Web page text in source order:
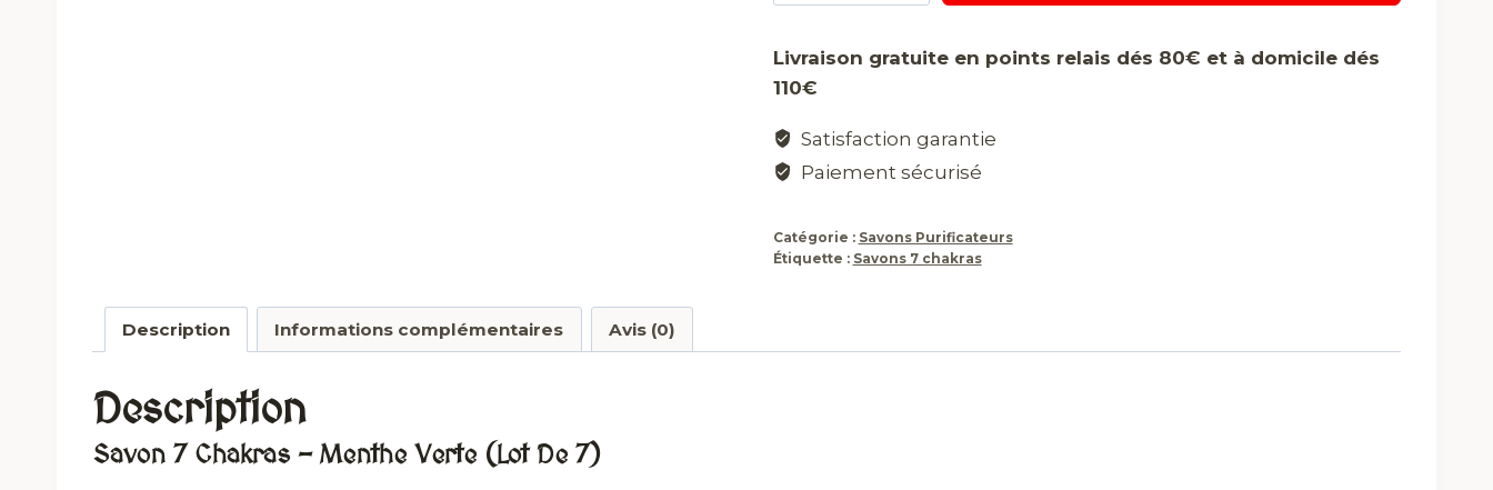
Savons
Livraison gratuite en points relais dés 80€ et à domicile dés
110€
Satisfaction garantie
Paiement sécurisé
Catégorie : Savons Purificateurs
Étiquette : Savons 7 chakras
Description Informations complémentaires Avis (0)
Description
Savon 7 Chakras – Menthe Verte (lot De 7)